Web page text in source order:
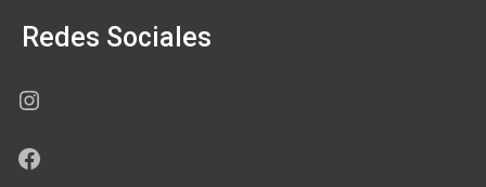
Redes Sociales
Instagram
Facebook